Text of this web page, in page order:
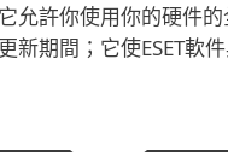
允許你使用你的硬件的
新期間；它使ESET軟